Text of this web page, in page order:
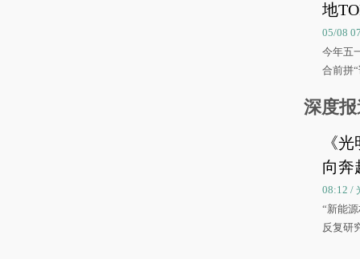
地
05/08
今年五
合前拼
深度
《
向奔
08:12 /
“新能
反复研